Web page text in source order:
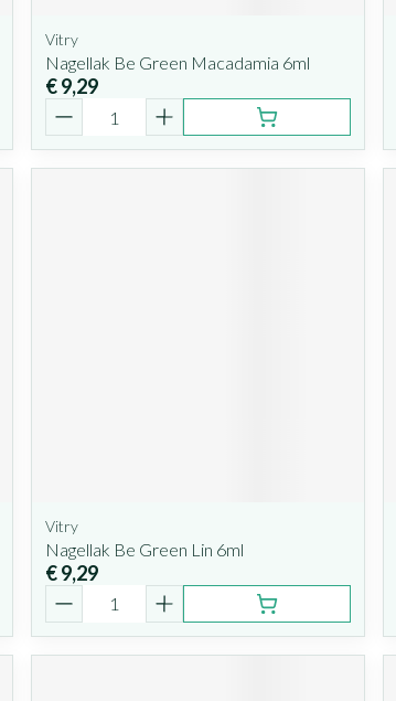
Vitry
Nagellak Be Green Macadamia 6ml
€ 9,29
Vitry
Nagellak Be Green Lin 6ml
€ 9,29